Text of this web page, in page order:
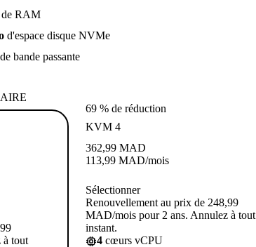
de RAM
d'espace disque NVMe
de bande passante
à tout
69 % de réduction
KVM 4
362,99 MAD
113,99 MAD/mois
Sélectionner
Renouvellement au prix de 248,99
MAD/mois pour 2 ans. Annulez à tout
instant.
4 cœurs vCPU